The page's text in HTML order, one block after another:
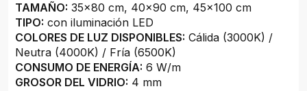
TAMAÑO: 35x80 cm, 40x90 cm, 45x100 cm
TIPO: con iluminación LED
COLORES DE LUZ DISPONIBLES: Cálida (3000K) /
Neutra (4000K) / Fría (6500K)
CONSUMO DE ENERGÍA: 6 W/m
GROSOR DEL VIDRIO: 4 mm